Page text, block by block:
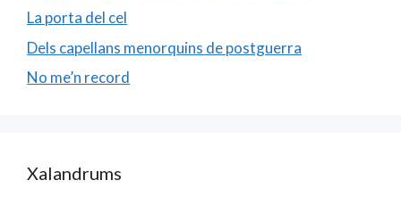
La porta del cel
Dels capellans menorquins de postguerra
No me’n record
Xalandrums